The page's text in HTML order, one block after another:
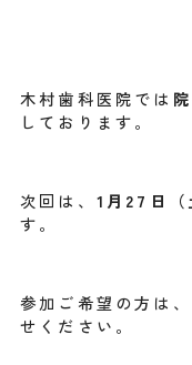
木村歯科医院では
しております。
次回は、 1月27日
す。
参加ご希望の方は、
せください。